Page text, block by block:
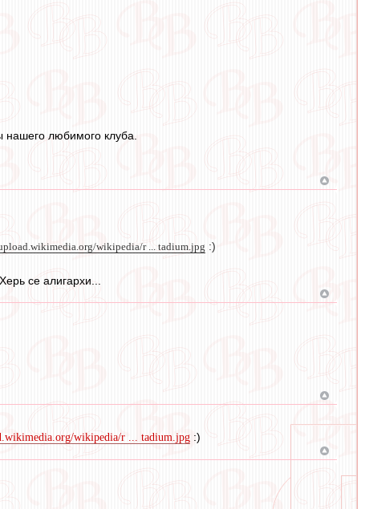
любимого клуба.
wikipedia/r ... tadium.jpg :)
се алигархи...
wikipedia/r ... tadium.jpg :)